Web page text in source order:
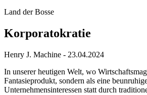
Land der Bosse
Korporatokratie
Henry J. Machine - 23.04.2024
In unserer heutigen Welt, wo
Fantasieprodukt, sondern als eine
Unternehmensinteressen statt durch